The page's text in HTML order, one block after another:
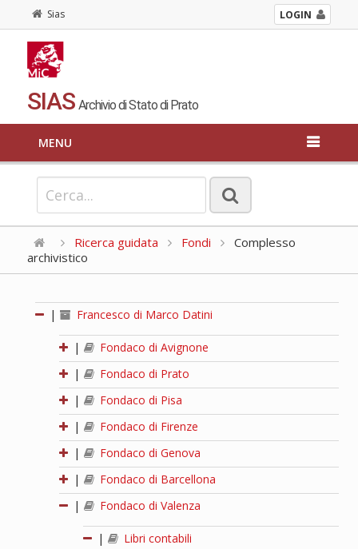
Sias LOGIN
SIAS Archivio di Stato di Prato
MENU
Ricerca guidata Fondi
Complesso
archivistico
| Francesco di Marco Datini
|
Fondaco di Avignone
|
Fondaco di Prato
|
Fondaco di Pisa
|
Fondaco di Firenze
|
Fondaco di Genova
|
Fondaco di Barcellona
|
Fondaco di Valenza
| Libri contabili